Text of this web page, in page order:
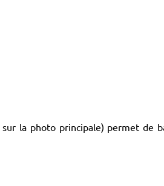
la photo principale) permet de